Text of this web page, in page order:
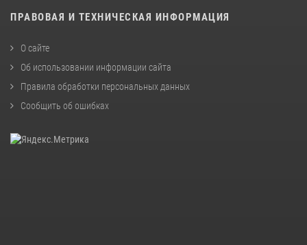
ПРАВОВАЯ И ТЕХНИЧЕСКАЯ ИНФОРМАЦИЯ
О сайте
Об использовании информации сайта
Правила обработки персональных данных
Сообщить об ошибках